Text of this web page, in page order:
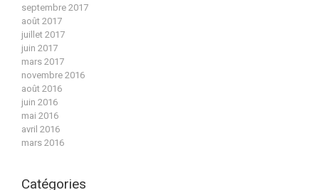
septembre 2017
août 2017
juillet 2017
juin 2017
mars 2017
novembre 2016
août 2016
juin 2016
mai 2016
avril 2016
mars 2016
Catégories